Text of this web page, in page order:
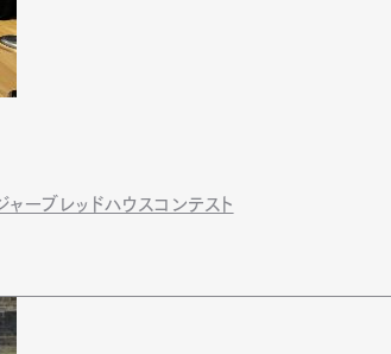
ーブレッドハウスコンテスト